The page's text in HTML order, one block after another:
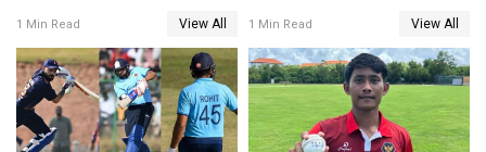
റൺസ് വിജയലക്ഷ്യമുയർത്തി
കേരളം
1 Min Read View All
മത്സരം ജയിച്ചാൽ ഇന്ത്യയ്ക്കു
പരമ്പര
1 Min Read View All